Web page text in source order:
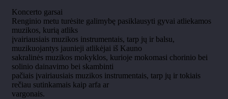
Koncerto garsai
Renginio metu turėsite galimybę pasiklausyti gyvai atliekamos
muzikos, kurią atliks
įvairiausiais muzikos instrumentais, tarp jų ir balsu,
muzikuojantys jaunieji atlikėjai iš Kauno
sakralinės muzikos mokyklos, kurioje mokomasi chorinio bei
solinio dainavimo bei skambinti
pačiais įvairiausiais muzikos instrumentais, tarp jų ir tokiais
rečiau sutinkamais kaip arfa ar
vargonais.